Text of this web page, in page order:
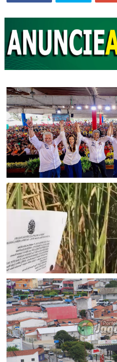
BAHIA
Convenção oficializa
para as eleições de 2026 na
BAHIA
Ex-prefeito de Jacobina que
Neto sofre representação do
democracia”